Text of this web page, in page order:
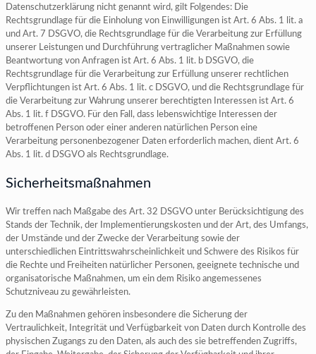
Datenschutzerklärung nicht genannt wird, gilt Folgendes: Die
Rechtsgrundlage für die Einholung von Einwilligungen ist Art. 6 Abs. 1 lit. a
und Art. 7 DSGVO, die Rechtsgrundlage für die Verarbeitung zur Erfüllung
unserer Leistungen und Durchführung vertraglicher Maßnahmen sowie
Beantwortung von Anfragen ist Art. 6 Abs. 1 lit. b DSGVO, die
Rechtsgrundlage für die Verarbeitung zur Erfüllung unserer rechtlichen
Verpflichtungen ist Art. 6 Abs. 1 lit. c DSGVO, und die Rechtsgrundlage für
die Verarbeitung zur Wahrung unserer berechtigten Interessen ist Art. 6
Abs. 1 lit. f DSGVO. Für den Fall, dass lebenswichtige Interessen der
betroffenen Person oder einer anderen natürlichen Person eine
Verarbeitung personenbezogener Daten erforderlich machen, dient Art. 6
Abs. 1 lit. d DSGVO als Rechtsgrundlage.
Sicherheitsmaßnahmen
Wir treffen nach Maßgabe des Art. 32 DSGVO unter Berücksichtigung des
Stands der Technik, der Implementierungskosten und der Art, des Umfangs,
der Umstände und der Zwecke der Verarbeitung sowie der
unterschiedlichen Eintrittswahrscheinlichkeit und Schwere des Risikos für
die Rechte und Freiheiten natürlicher Personen, geeignete technische und
organisatorische Maßnahmen, um ein dem Risiko angemessenes
Schutzniveau zu gewährleisten.
Zu den Maßnahmen gehören insbesondere die Sicherung der
Vertraulichkeit, Integrität und Verfügbarkeit von Daten durch Kontrolle des
physischen Zugangs zu den Daten, als auch des sie betreffenden Zugriffs,